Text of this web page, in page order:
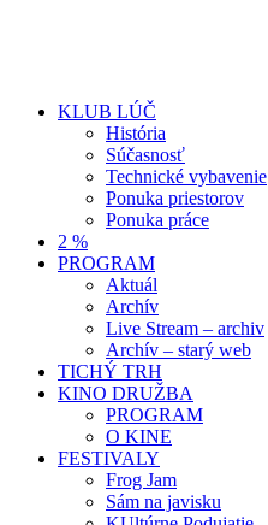
KLUB LÚČ
História
Súčasnosť
Technické vybavenie
Ponuka priestorov
Ponuka práce
2 %
PROGRAM
Aktuál
Archív
Live Stream – archiv
Archív – starý web
TICHÝ TRH
KINO DRUŽBA
PROGRAM
O KINE
FESTIVALY
Frog Jam
Sám na javisku